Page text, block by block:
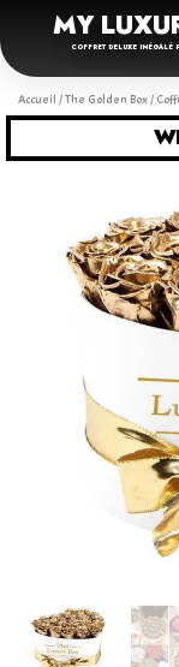
MY
COFFRET DELUXE INÉGALÉ
Accueil /The Golden Box/